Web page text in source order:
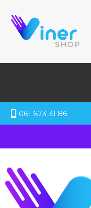
061 673 31 86